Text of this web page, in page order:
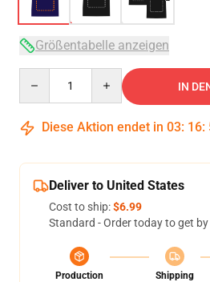
Größentabelle anzeigen
IN
Diese Aktion endet in 03: 16:
Deliver to United States
Cost to ship:$6.99
Standard - Order today to get by
Production
Shipping